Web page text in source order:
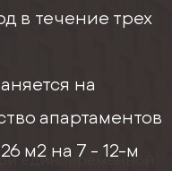
в течение трех
на
апартаментов
м2 на 7 - 12-м
единовременной